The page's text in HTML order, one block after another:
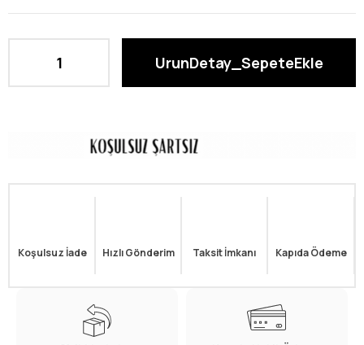
Koşulsuz İade Hızlı Gönderim Taksit İmkanı Kapıda Ödeme